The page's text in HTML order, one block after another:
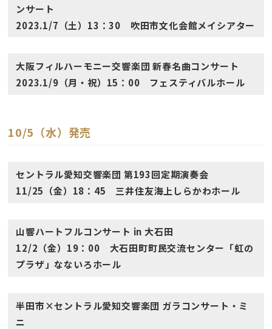
ンサート
2023.1/7（土）13：30 吹田市文化会館メイシアター
大阪フィルハーモニー交響楽団 新春名曲コンサート
2023.1/9（月・祝）15：00 フェスティバルホール
10/5（水）発売
セントラル愛知交響楽団 第193回定期演奏会
11/25（金）18：45 三井住友海上しらかわホール
山響ハートフルコンサート in 大石田
12/2（金）19：00 大石田町町民交流センター「虹の
プラザ」なないろホール
半田市×セントラル愛知交響楽団 ガラコンサート・ミ
ニ